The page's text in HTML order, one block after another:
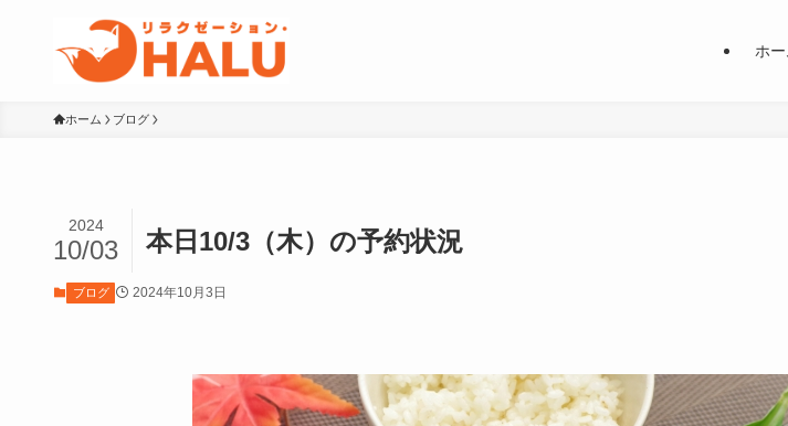
ホ
ホーム ブログ
本日10/3（木）の予約状況
2024
10/03
ブログ 2024年10月3日